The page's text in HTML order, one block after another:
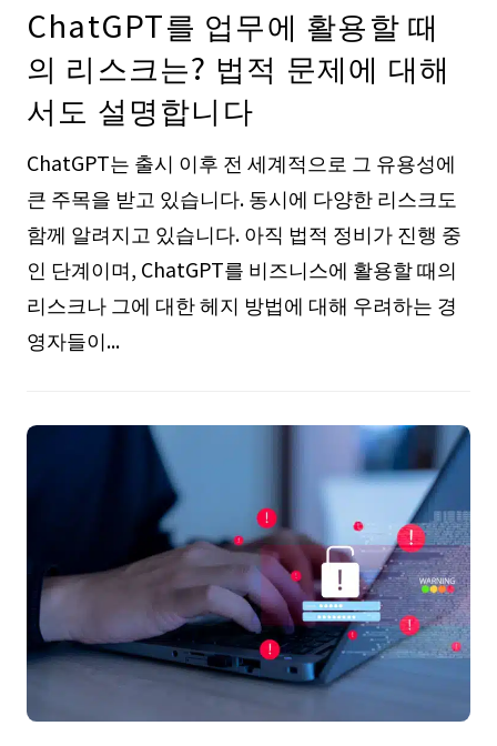
ChatGPT를 업무에 활용할 때
의 리스크는? 법적 문제에 대해
서도 설명합니다
ChatGPT는 출시 이후 전 세계적으로 그 유용성에
큰 주목을 받고 있습니다. 동시에 다양한 리스크도
함께 알려지고 있습니다. 아직 법적 정비가 진행 중
인 단계이며, ChatGPT를 비즈니스에 활용할 때의
리스크나 그에 대한 헤지 방법에 대해 우려하는 경
영자들이...